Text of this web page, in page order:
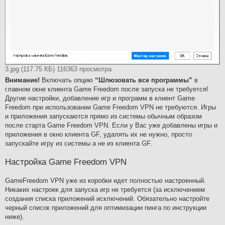
3.jpg (117.75 КБ) 116363 просмотра
Внимание! Включать опцию “Шлюзовать все программы” в
главном окне клиента Game Freedom после запуска не требуется!
Другие настройки, добавление игр и программ в клиент Gаme
Freedom при использовании Game Freedom VPN не требуются. Игры
и приложения запускаются прямо из системы обычным образом
после старта Game Freedom VPN. Если у Вас уже добавлены игры и
приложения в окно клиента GF, удалять их не нужно, просто
запускайте игру из системы а не из клиента GF.
Настройка Game Freedom VPN
GameFreedom VPN уже из коробки идет полностью настроенный.
Никаких настроек для запуска игр не требуется (за исключением
создания списка приложений исключений. Обязательно настройте
черный список приложений для оптимизации пинга по инструкции
ниже).